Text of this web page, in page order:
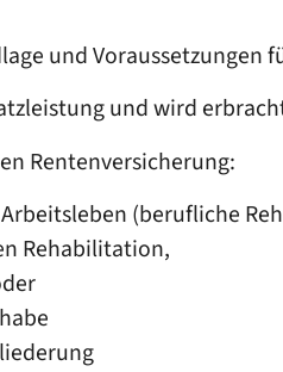
und Voraussetzungen
und wird
Rentenversicherung:
(berufliche
Rehabilitation,